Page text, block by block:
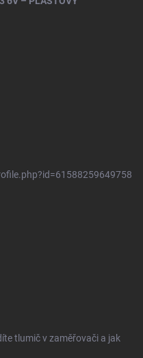
tlumič v zaměřovači a jak